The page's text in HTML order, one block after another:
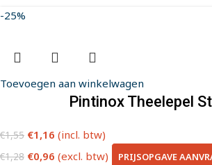
-25%
Toevoegen aan winkelwagen
Pintinox Theelepel
€1,55 €1,16 (incl. btw)
€1,28 €0,96 (excl. btw) PRIJSOPGAVE